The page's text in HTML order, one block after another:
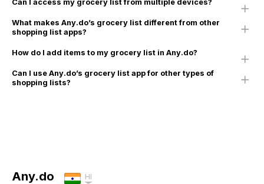
Can I access my grocery list from multiple devices?
What makes Any.do’s grocery list different from other
shopping list apps?
How do I add items to my grocery list in Any.do?
Can I use Any.do’s grocery list app for other types of
shopping lists?
Any.do HI